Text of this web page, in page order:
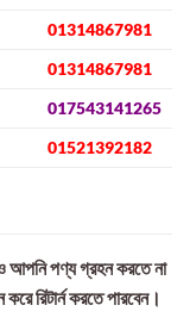
01314867981
01314867981
017543141265
01521392182
আপনি পণ্য গ্রহন করতে না
রিটার্ন করতে পারবেন।